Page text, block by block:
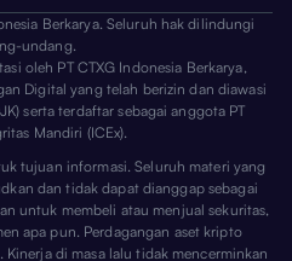
Berkarya. Seluruh hak dilindungi
undang.
oleh PT CTXG Indonesia Berkarya,
Digital yang telah berizin dan diawasi
serta terdaftar sebagai anggota PT
Mandiri (ICEx).
tujuan informasi. Seluruh materi yang
dan tidak dapat dianggap sebagai
untuk membeli atau menjual sekuritas,
apa pun. Perdagangan aset kripto
di masa lalu tidak mencerminkan